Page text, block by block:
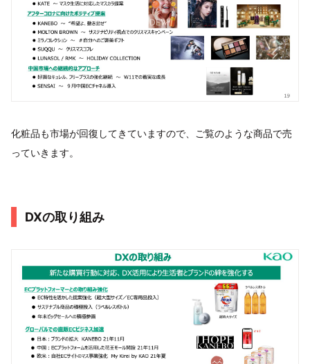
化粧品も市場が回復してきていますので、ご覧のような商品で売
っていきます。
DXの取り組み